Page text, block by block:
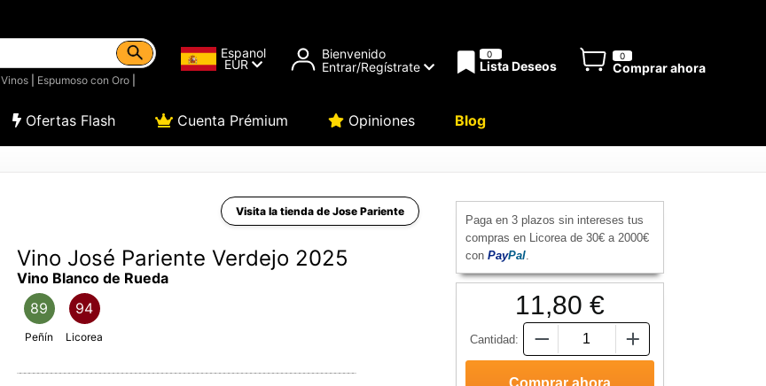
Vinos| Espumoso con Oro|
Espanol
EUR
Bienvenido
Entrar/Regístrate
0
Lista Deseos
0
Comprar ahora
Ofertas Flash Cuenta Prémium Opiniones Blog
Visita la tienda de Jose Pariente
Vino José Pariente Verdejo 2025
Vino Blanco de Rueda
89
Peñín
94
Licorea
Paga en 3 plazos sin intereses tus
compras en Licorea de 30€ a 2000€
con PayPal.
11,80 €
Cantidad: